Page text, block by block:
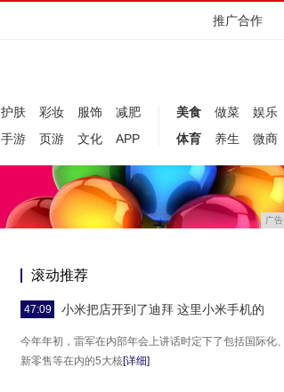
推广合作
护肤 彩妆 服饰
减肥
手游 页游 文化 APP
美食 做菜
娱乐
体育
养生 微商
广告
滚动推荐
47:09 小米把店开到了迪拜 这里小米手机的
今年年初，雷军在内部年会上讲话时定下了包括国际化、
新零售等在内的5大核[详细]